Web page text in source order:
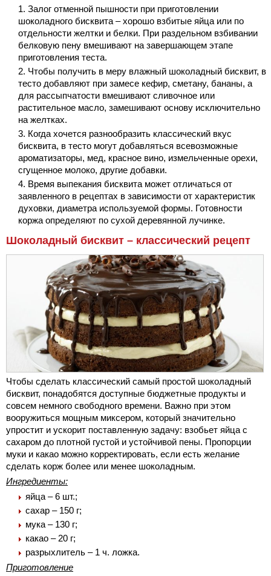
Залог отменной пышности при приготовлении
шоколадного бисквита – хорошо взбитые яйца или по
отдельности желтки и белки. При раздельном взбивании
белковую пену вмешивают на завершающем этапе
приготовления теста.
Чтобы получить в меру влажный шоколадный бисквит, в
тесто добавляют при замесе кефир, сметану, бананы, а
для рассыпчатости вмешивают сливочное или
растительное масло, замешивают основу исключительно
на желтках.
Когда хочется разнообразить классический вкус
бисквита, в тесто могут добавляться всевозможные
ароматизаторы, мед, красное вино, измельченные орехи,
сгущенное молоко, другие добавки.
Время выпекания бисквита может отличаться от
заявленного в рецептах в зависимости от характеристик
духовки, диаметра используемой формы. Готовности
коржа определяют по сухой деревянной лучинке.
Шоколадный бисквит – классический рецепт
Чтобы сделать классический самый простой шоколадный
бисквит, понадобятся доступные бюджетные продукты и
совсем немного свободного времени. Важно при этом
вооружиться мощным миксером, который значительно
упростит и ускорит поставленную задачу: взобьет яйца с
сахаром до плотной густой и устойчивой пены. Пропорции
муки и какао можно корректировать, если есть желание
сделать корж более или менее шоколадным.
Ингредиенты:
яйца – 6 шт.;
сахар – 150 г;
мука – 130 г;
какао – 20 г;
разрыхлитель – 1 ч. ложка.
Приготовление